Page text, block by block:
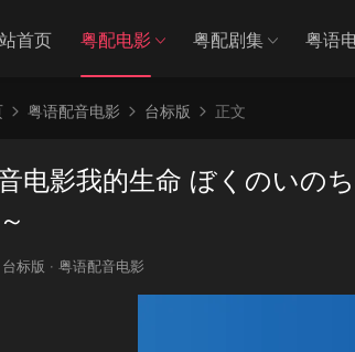
首页 粤配电影 粤配剧集 粤语
粤语配音电影 台标版 正文
电影我的生命 ぼくのいの
台标版 · 粤语配音电影